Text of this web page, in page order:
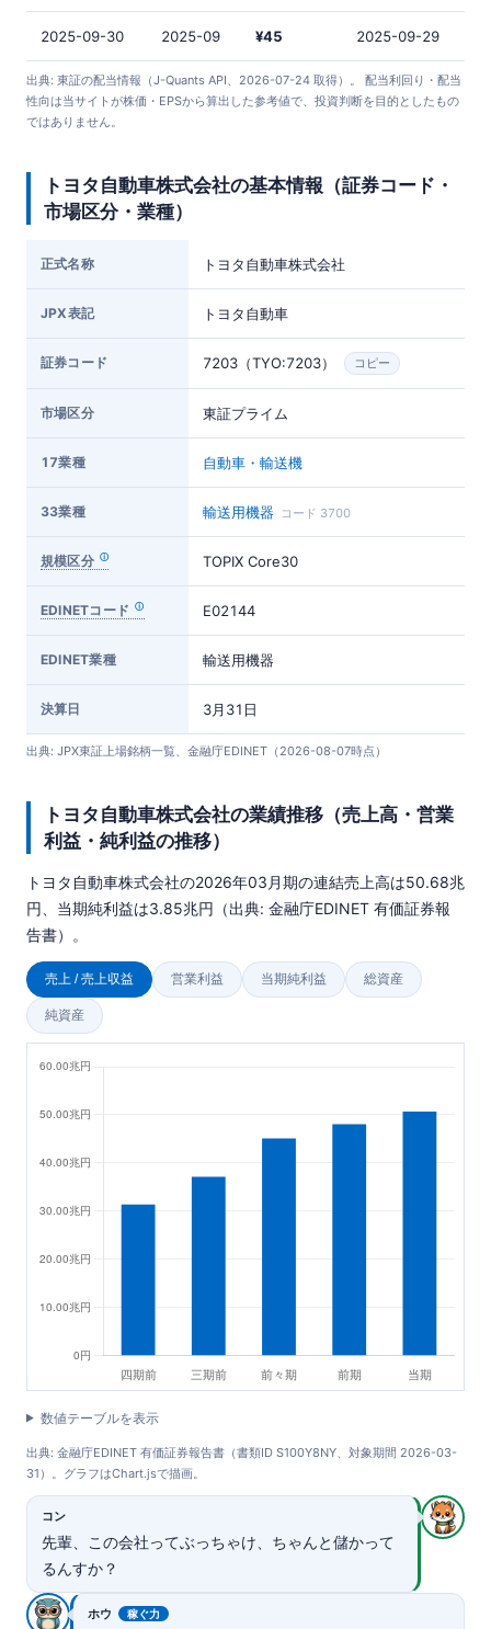
2025-09-30 2025-09 ¥45 2025-09-29
出典: 東証の配当情報（J-Quants API、2026-07-24 取得）。 配当利回り・配当
性向は当サイトが株価・EPSから算出した参考値で、投資判断を目的としたもの
ではありません。
トヨタ自動車株式会社の基本情報（証券コード・
市場区分・業種）
正式名称 トヨタ自動車株式会社
JPX表記 トヨタ自動車
証券コード 7203（TYO:7203） コピー
市場区分 東証プライム
17業種 自動車・輸送機
33業種 輸送用機器 コード 3700
規模区分 TOPIX Core30
EDINETコード E02144
EDINET業種 輸送用機器
決算日 3月31日
出典: JPX東証上場銘柄一覧、金融庁EDINET（2026-08-07時点）
トヨタ自動車株式会社の業績推移（売上高・営業
利益・純利益の推移）
トヨタ自動車株式会社の2026年03月期の連結売上高は50.68兆
円、当期純利益は3.85兆円（出典: 金融庁EDINET 有価証券報
告書）。
売上 / 売上収益 営業利益 当期純利益 総資産
純資産
数値テーブルを表示
出典: 金融庁EDINET 有価証券報告書（書類ID S100Y8NY、対象期間 2026-03-
31）。グラフはChart.jsで描画。
コン
先輩、この会社ってぶっちゃけ、ちゃんと儲かって
るんすか？
ホウ 稼ぐ力